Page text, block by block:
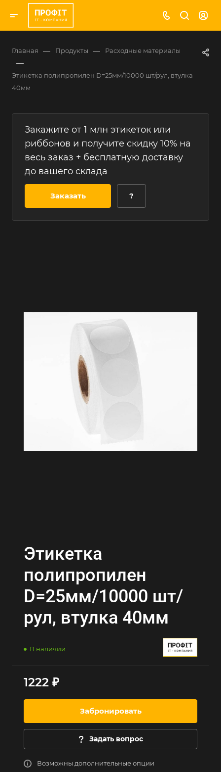
Главная — Продукты — Расходные материалы
—
Этикетка полипропилен D=25мм/10000 шт/рул, втулка
40мм
Закажите от 1 млн этикеток или
риббонов и получите скидку 10% на
весь заказ + бесплатную доставку
до вашего склада
Заказать ?
Этикетка
полипропилен
D=25мм/10000 шт/
рул, втулка 40мм
В наличии
1222 ₽
Забронировать
Задать вопрос
Возможны дополнительные опции